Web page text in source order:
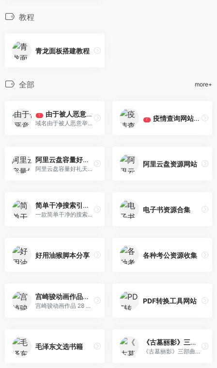
教程
青龙面板搭建教程
全部 more+
T 由于被人恶意举报，域名被部分地区屏蔽！！！
域名由于被人恶意举报，被部分地区屏蔽，无法访问 T 疫情查询网站集合
阿里云盘容量好礼天天领，每日最高1TB！！！
阿里云盘容量好礼天天领，每日最高 1 TB，活动时间2022年1月19日0时-2月18日24时。
阿里云盘资源网站
简单干净搜索引擎F搜
一款简单干净的搜索引擎F搜
电子书资源合集
好用油猴脚本分享 各种考公资源收集
宫崎骏动画作品合集
宫崎骏动画作品 28 部收藏版
PDF转换工具网站
毛泽东文选书籍
《古墓丽影》三部曲限时免费领取
《古墓丽影》三部曲限时免费领取